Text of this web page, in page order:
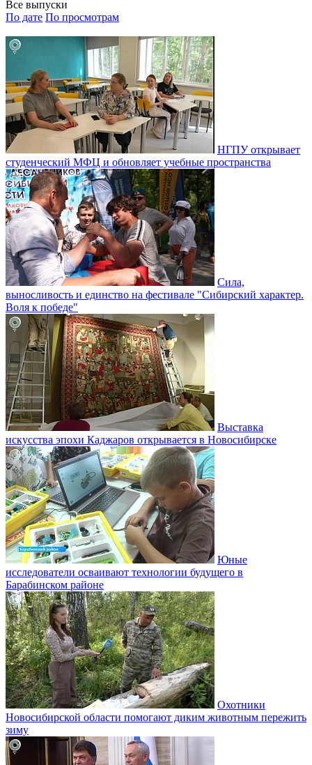
Все выпуски
По дате По просмотрам
НГПУ открывает
студенческий МФЦ и обновляет учебные пространства
Сила,
выносливость и единство на фестивале "Сибирский характер.
Воля к победе"
Выставка
искусства эпохи Каджаров открывается в Новосибирске
Юные
исследователи осваивают технологии будущего в
Барабинском районе
Охотники
Новосибирской области помогают диким животным пережить
зиму